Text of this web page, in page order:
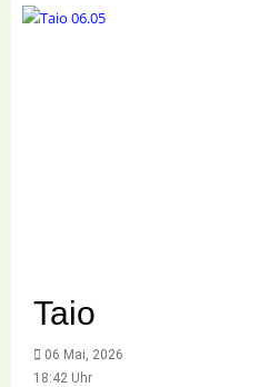
Taio
06 Mai, 2026
18:42 Uhr